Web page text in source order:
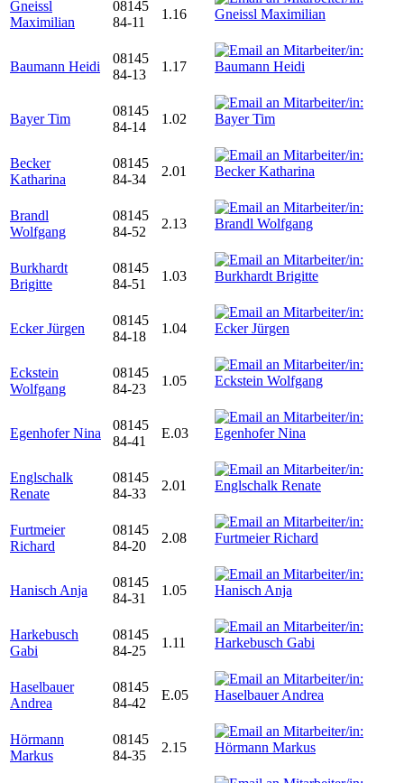
Gneissl
Maximilian
08145
84-11
1.16
Baumann Heidi
08145
84-13
1.17
Bayer Tim
08145
84-14
1.02
Becker
Katharina
08145
84-34
2.01
Brandl
Wolfgang
08145
84-52
2.13
Burkhardt
Brigitte
08145
84-51
1.03
Ecker Jürgen
08145
84-18
1.04
Eckstein
Wolfgang
08145
84-23
1.05
Egenhofer Nina
08145
84-41
E.03
Englschalk
Renate
08145
84-33
2.01
Furtmeier
Richard
08145
84-20
2.08
Hanisch Anja
08145
84-31
1.05
Harkebusch
Gabi
08145
84-25
1.11
Haselbauer
Andrea
08145
84-42
E.05
Hörmann
Markus
08145
84-35
2.15